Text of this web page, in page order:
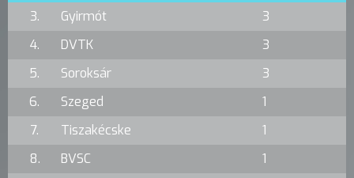
3.
Gyirmót
3
4.
DVTK
3
5.
Soroksár
3
6.
Szeged
1
7.
Tiszakécske
1
8.
BVSC
1